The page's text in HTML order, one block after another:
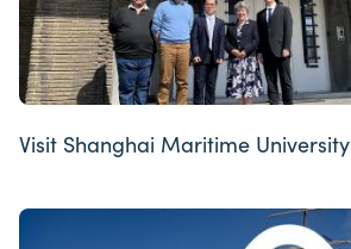
Visit Shanghai Maritime University